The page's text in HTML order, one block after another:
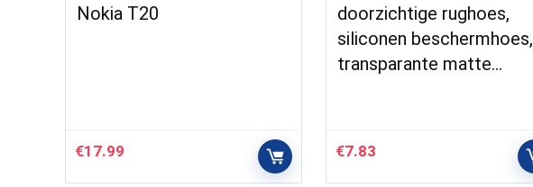
Nokia T20
€17.99
doorzichtige rughoes,
siliconen beschermhoes,
transparante matte…
€7.83